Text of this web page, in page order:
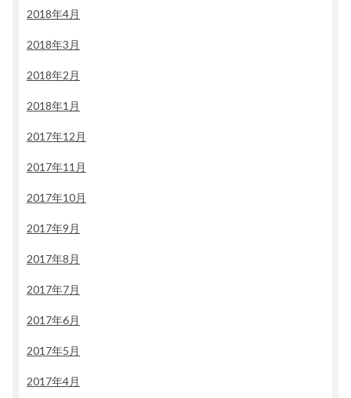
2018年4月
2018年3月
2018年2月
2018年1月
2017年12月
2017年11月
2017年10月
2017年9月
2017年8月
2017年7月
2017年6月
2017年5月
2017年4月